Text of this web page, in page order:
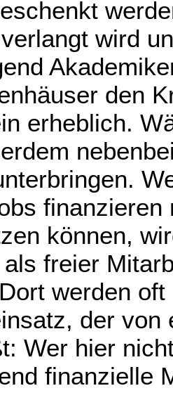
wird
den
erheblich.
können,
freier
werden
der
Wer hier
finanzielle